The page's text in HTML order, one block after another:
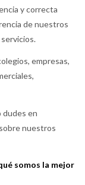
y correcta
de nuestros
empresas,
dudes en
nuestros
somos la mejor